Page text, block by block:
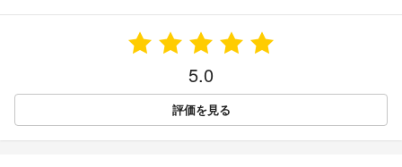
5.0
評価を見る